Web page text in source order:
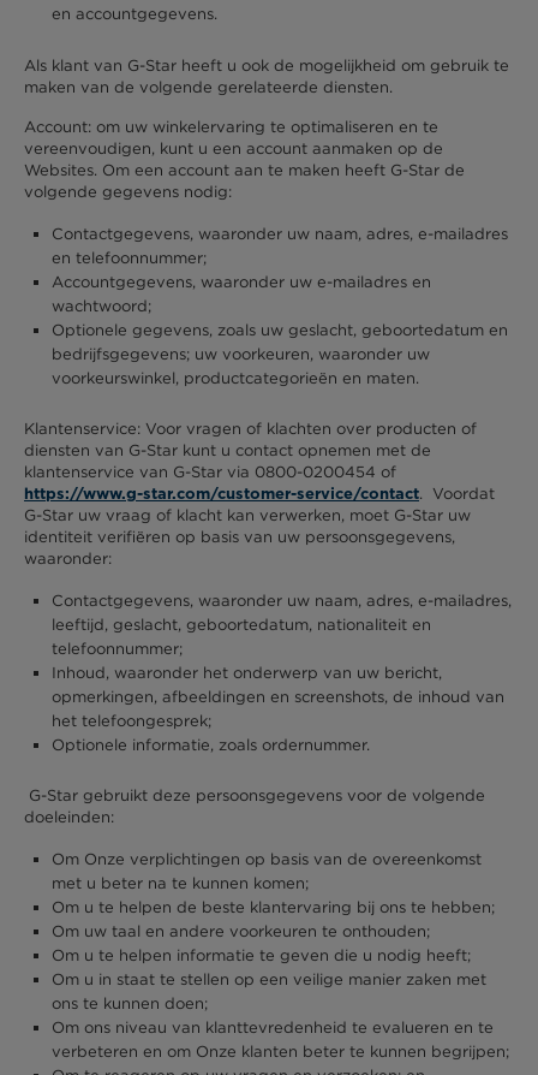
en accountgegevens.
Als klant van G-Star heeft u ook de mogelijkheid om gebruik te
maken van de volgende gerelateerde diensten.
Account: om uw winkelervaring te optimaliseren en te
vereenvoudigen, kunt u een account aanmaken op de
Websites. Om een account aan te maken heeft G-Star de
volgende gegevens nodig:
Contactgegevens, waaronder uw naam, adres, e-mailadres
en telefoonnummer;
Accountgegevens, waaronder uw e-mailadres en
wachtwoord;
Optionele gegevens, zoals uw geslacht, geboortedatum en
bedrijfsgegevens; uw voorkeuren, waaronder uw
voorkeurswinkel, productcategorieën en maten.
Klantenservice: Voor vragen of klachten over producten of
diensten van G-Star kunt u contact opnemen met de
klantenservice van G-Star via 0800-0200454 of
https://www.g-star.com/customer-service/contact. Voordat
G-Star uw vraag of klacht kan verwerken, moet G-Star uw
identiteit verifiëren op basis van uw persoonsgegevens,
waaronder:
Contactgegevens, waaronder uw naam, adres, e-mailadres,
leeftijd, geslacht, geboortedatum, nationaliteit en
telefoonnummer;
Inhoud, waaronder het onderwerp van uw bericht,
opmerkingen, afbeeldingen en screenshots, de inhoud van
het telefoongesprek;
Optionele informatie, zoals ordernummer.
G-Star gebruikt deze persoonsgegevens voor de volgende
doeleinden:
Om Onze verplichtingen op basis van de overeenkomst
met u beter na te kunnen komen;
Om u te helpen de beste klantervaring bij ons te hebben;
Om uw taal en andere voorkeuren te onthouden;
Om u te helpen informatie te geven die u nodig heeft;
Om u in staat te stellen op een veilige manier zaken met
ons te kunnen doen;
Om ons niveau van klanttevredenheid te evalueren en te
verbeteren en om Onze klanten beter te kunnen begrijpen;